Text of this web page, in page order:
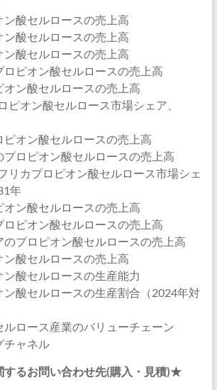
ン酸セルロースの売上高
ン酸セルロースの売上高
ン酸セルロースの売上高
ロピオン酸セルロースの売上高
オン酸セルロースの売上高
ピオン酸セルロース市場シェア、
ピオン酸セルロースの売上高
プロピオン酸セルロースの売上高
リカプロピオン酸セルロース市場シェ
年
オン酸セルロースの売上高
ロピオン酸セルロースの売上高
のプロピオン酸セルロースの売上高
ン酸セルロースの売上高
ン酸セルロースの生産能力
ン酸セルロースの生産割合（2024年対
ルロース産業のバリューチェーン
チャネル
るお問い合わせ先(購入・見積)★